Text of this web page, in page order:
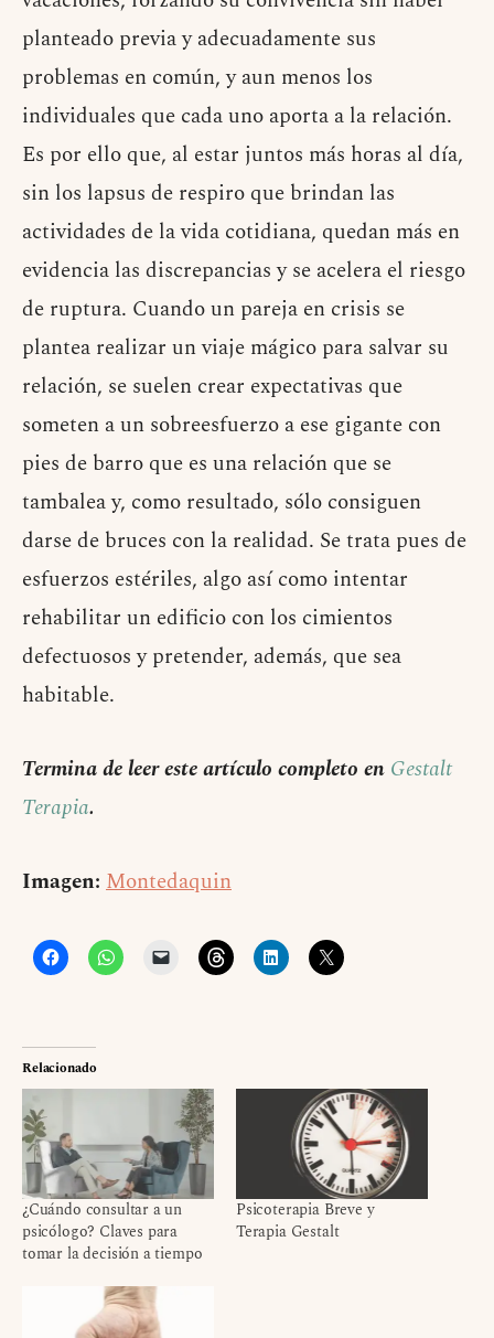
planteado previa y adecuadamente sus
problemas en común, y aun menos los
individuales que cada uno aporta a la relación.
Es por ello que, al estar juntos más horas al día,
sin los lapsus de respiro que brindan las
actividades de la vida cotidiana, quedan más en
evidencia las discrepancias y se acelera el riesgo
de ruptura. Cuando un pareja en crisis se
plantea realizar un viaje mágico para salvar su
relación, se suelen crear expectativas que
someten a un sobreesfuerzo a ese gigante con
pies de barro que es una relación que se
tambalea y, como resultado, sólo consiguen
darse de bruces con la realidad. Se trata pues de
esfuerzos estériles, algo así como intentar
rehabilitar un edificio con los cimientos
defectuosos y pretender, además, que sea
habitable.
Termina de leer este artículo completo en Gestalt
Terapia.
Imagen: Montedaquin
Relacionado
¿Cuándo consultar a un
psicólogo? Claves para
tomar la decisión a tiempo
Psicoterapia Breve y
Terapia Gestalt